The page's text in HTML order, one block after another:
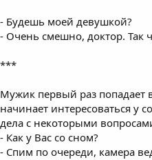
- Будешь моей девушкой?
- Очень смешно, доктор. Так
***
Мужик первый раз попадает
начинает интересоваться у
дела с некоторыми
- Как у Вас со сном?
- Спим по очереди, камера